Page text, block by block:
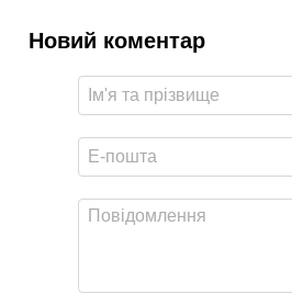
Новий коментар